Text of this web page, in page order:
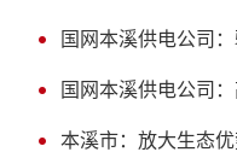
国网本溪供电公司
国网本溪供电公司
本溪市：放大生态